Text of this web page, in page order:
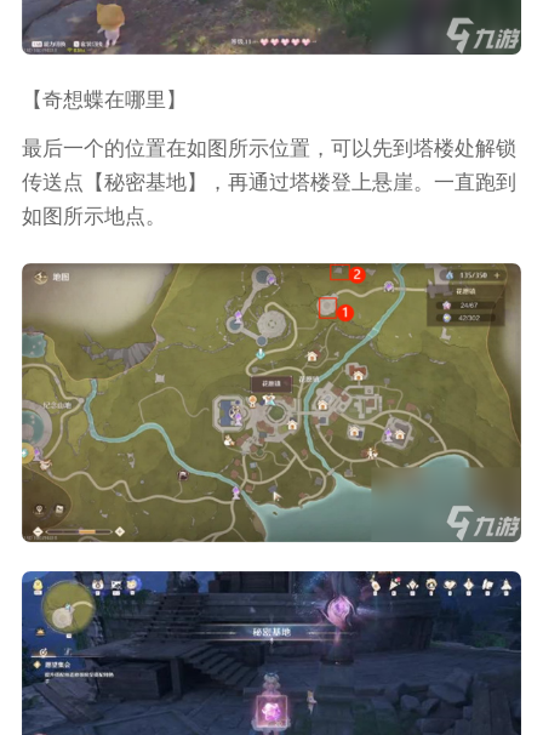
【奇想蝶在哪里】
最后一个的位置在如图所示位置，可以先到塔楼处解锁
传送点【秘密基地】，再通过塔楼登上悬崖。一直跑到
如图所示地点。